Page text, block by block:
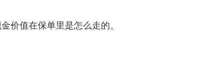
价值在保单里是怎么走的。